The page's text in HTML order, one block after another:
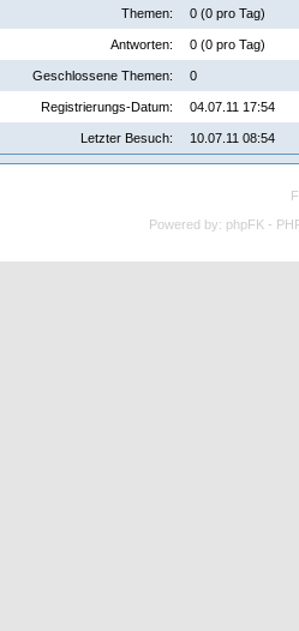
Themen: 0 (0 pro Tag)
Antworten: 0 (0 pro Tag)
Geschlossene Themen: 0
Registrierungs-Datum: 04.07.11 17:54
Letzter Besuch: 10.07.11 08:54
Powered by: phpFK -